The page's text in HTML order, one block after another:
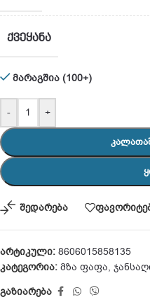
ᲥᲕᲔᲧᲐᲜᲐ
მარაგშია (100+)
- +
შედარება
არტიკული: 8606015858135
კატეგორია: მზა ფაფა,
გაზიარება